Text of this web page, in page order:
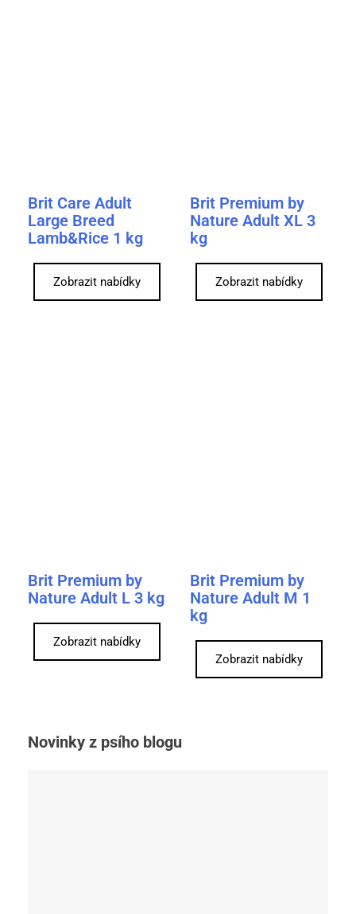
Brit Care Adult
Large Breed
Lamb&Rice 1 kg
Zobrazit nabídky
Brit Premium by
Nature Adult XL 3
kg
Zobrazit nabídky
Brit Premium by
Nature Adult L 3 kg
Zobrazit nabídky
Brit Premium by
Nature Adult M 1
kg
Zobrazit nabídky
Novinky z psího blogu